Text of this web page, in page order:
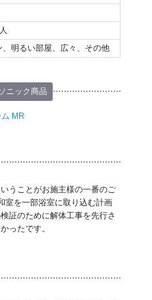
、明るい部屋、広々、その他
ニック商品
MR
うことがお施主様の一番のご
室を一部浴室に取り込む計画
証のために解体工事を先行さ
ったです。